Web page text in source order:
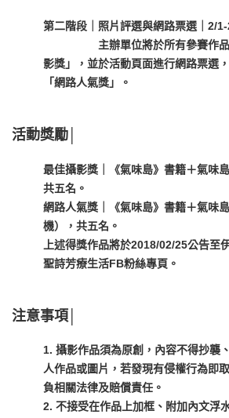
第二階段｜照片評選與網路票選｜2/
主辦單位將於所有參賽作品中
影獎」，並於活動頁面進行網路票選
「網路人氣獎」。
活動獎勵
最佳攝影獎｜《氣味島》書籍＋氣味
共五名。
網路人氣獎｜《氣味島》書籍＋氣味
機），共五名。
上述得獎作品將於2018/02/25公告至
聖詩芳療生活FB粉絲專頁。
注意事項
1. 攝影作品須為原創，內容不得抄襲
人作品或圖片，若發現有侵權行為即
負相關法律及賠償責任。
2. 不接受在作品上加框、附加內文浮